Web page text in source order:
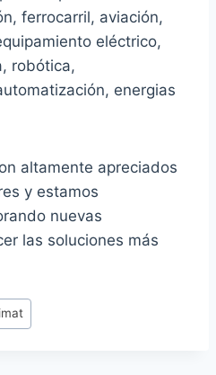
ferrocarril, aviación,
eléctrico,
robótica,
energias
altamente apreciados
y estamos
nuevas
las soluciones más